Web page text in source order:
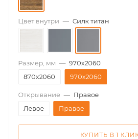
Цвет внутри — Силк титан
Размер, мм — 970х2060
870х2060
970х2060
Открывание — Правое
Левое
Правое
КУПИТЬ В 1